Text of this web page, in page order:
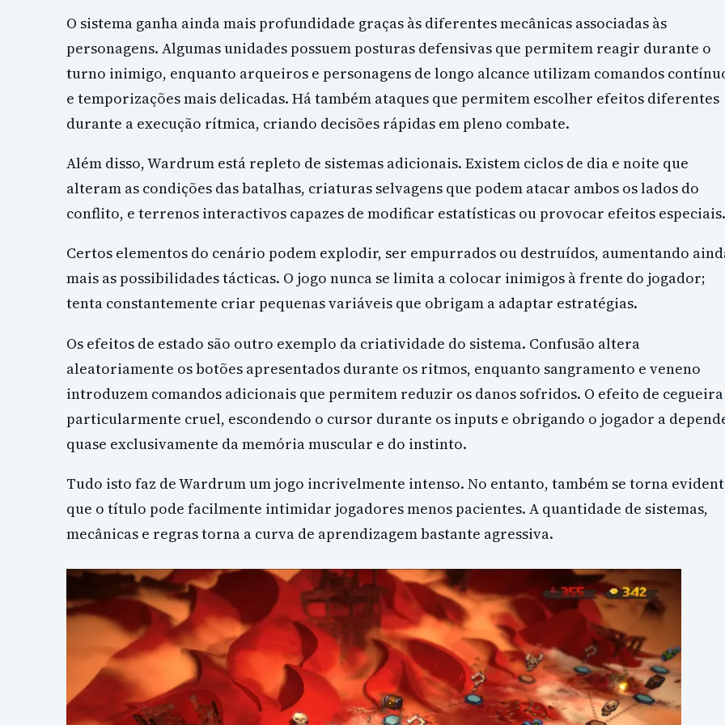
O sistema ganha ainda mais profundidade graças às diferentes mecânicas associadas às
personagens. Algumas unidades possuem posturas defensivas que permitem reagir durante o
turno inimigo, enquanto arqueiros e personagens de longo alcance utilizam comandos
e temporizações mais delicadas. Há também ataques que permitem escolher efeitos diferentes
durante a execução rítmica, criando decisões rápidas em pleno combate.
Além disso, Wardrum está repleto de sistemas adicionais. Existem ciclos de dia e noite que
alteram as condições das batalhas, criaturas selvagens que podem atacar ambos os lados do
conflito, e terrenos interactivos capazes de modificar estatísticas ou provocar efeitos especiais.
Certos elementos do cenário podem explodir, ser empurrados ou destruídos, aumentando
mais as possibilidades tácticas. O jogo nunca se limita a colocar inimigos à frente do jogador;
tenta constantemente criar pequenas variáveis que obrigam a adaptar estratégias.
Os efeitos de estado são outro exemplo da criatividade do sistema. Confusão altera
aleatoriamente os botões apresentados durante os ritmos, enquanto sangramento e veneno
introduzem comandos adicionais que permitem reduzir os danos sofridos. O efeito de cegueira
particularmente cruel, escondendo o cursor durante os inputs e obrigando o jogador a
quase exclusivamente da memória muscular e do instinto.
Tudo isto faz de Wardrum um jogo incrivelmente intenso. No entanto, também se torna
que o título pode facilmente intimidar jogadores menos pacientes. A quantidade de sistemas,
mecânicas e regras torna a curva de aprendizagem bastante agressiva.